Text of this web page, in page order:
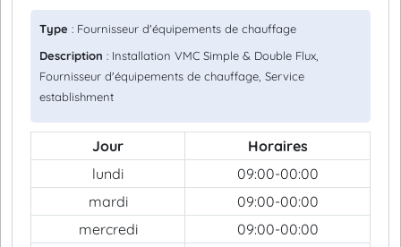
Type : Fournisseur d'équipements de chauffage
Description : Installation VMC Simple & Double Flux,
Fournisseur d'équipements de chauffage, Service
establishment
Jour
Horaires
lundi
09:00-00:00
mardi
09:00-00:00
mercredi
09:00-00:00